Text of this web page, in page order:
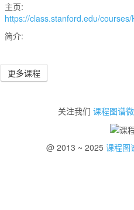
主页:
https://class.stanford.edu/
简介:
更多课程
关注我们 课程图谱
@ 2013 ~ 2025 课程图